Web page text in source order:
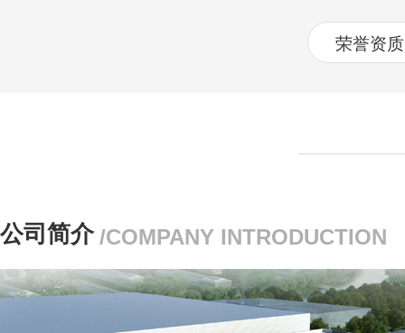
荣誉资质
公司简介 /COMPANY INTRODUCTION